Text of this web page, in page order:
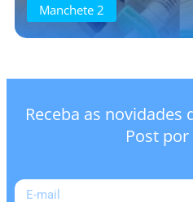
Manchete 2
Receba as novidades
Post